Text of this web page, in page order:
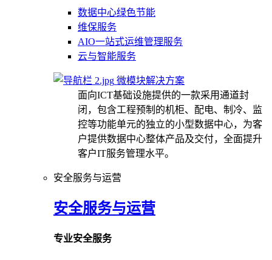
数据中心绿色节能
维保服务
AIO一站式运维管理服务
云与智能服务
微模块解决方案
面向ICT基础设施提供的一款采用通道封
闭，包含工程预制的机柜、配电、制冷、监
控等功能单元的独立的小型数据中心，为客
户提供数据中心整体产品及交付，全面提升
客户IT服务管理水平。
安全服务与运营
安全服务与运营
专业安全服务